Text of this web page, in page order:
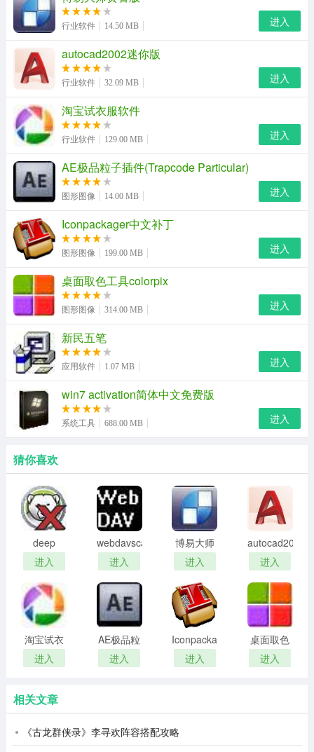
两个或者多个视频合并
视频剪切分割
行业软件 14.50 MB 进入
autocad2002迷你版
行业软件 32.09 MB 进入
淘宝试衣服软件
行业软件 129.00 MB 进入
AE极品粒子插件(Trapcode Particular)
图形图像 14.00 MB 进入
Iconpackager中文补丁
图形图像 199.00 MB 进入
桌面取色工具colorpix
图形图像 314.00 MB 进入
新民五笔
应用软件 1.07 MB 进入
win7 activation简体中文免费版
系统工具 688.00 MB 进入
猜你喜欢
deep
freeze
password
remover(冰
点还原密
码清除器)
进入
webdavscan
客户端
(web漏洞
扫描软件)
进入
博易大师
资管版
进入
autocad2002
迷你版
进入
淘宝试衣
服软件
进入
AE极品粒
子插件
(Trapcode
进入
Iconpackager
中文补丁
进入
桌面取色
工具
colorpix
进入
相关文章
《古龙群侠录》李寻欢阵容搭配攻略